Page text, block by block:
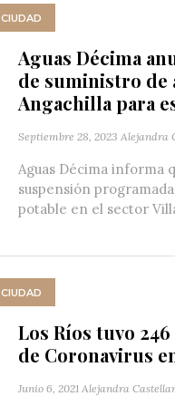
CIUDAD
Aguas Décima
de suministro de
Angachilla para
Septiembre 28, 2023 Alejandra
Aguas Décima informa
suspensión
potable en el sector
CIUDAD
Los Ríos tuvo
de Coronavirus
Junio 6, 2021 Alejandra